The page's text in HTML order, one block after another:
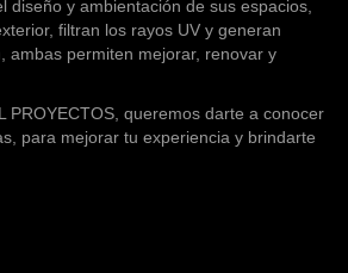
diseño y ambientación de sus espacios,
filtran los rayos UV y generan
ambas permiten mejorar, renovar y
PROYECTOS, queremos darte a conocer
para mejorar tu experiencia y brindarte